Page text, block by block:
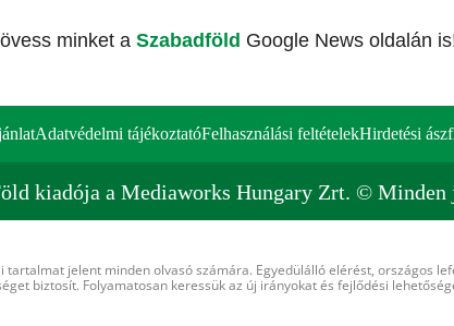
minket a Szabadföld Google News oldalán
Adatvédelmi tájékoztatóFelhasználási feltételekHirdetési ászf
kiadója a Mediaworks Hungary Zrt. © Minden
tartalmat jelent minden olvasó számára. Egyedülálló elérést, országos
biztosít. Folyamatosan keressük az új irányokat és fejlődési